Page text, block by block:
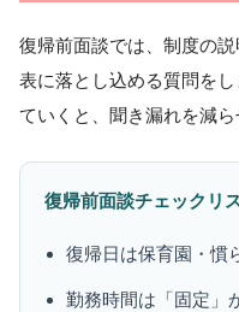
復帰前面談では、制度の
表に落とし込める質問を
ていくと、聞き漏れを減ら
復帰前面談チェックリ
復帰日は保育園・慣
勤務時間は「固定」